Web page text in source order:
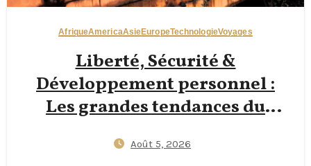
AfriqueAmericaAsieEuropeTechnologieVoyages
Liberté, Sécurité &
Développement personnel :
Les grandes tendances du
2026
Août 5, 2026